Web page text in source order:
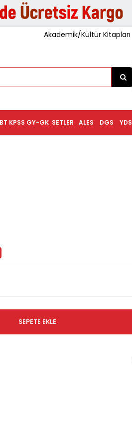
Akademik/Kültür Kitapları
YDS
DGS
ALES
SETLER
KPSS GY-GK
SEPETE EKLE